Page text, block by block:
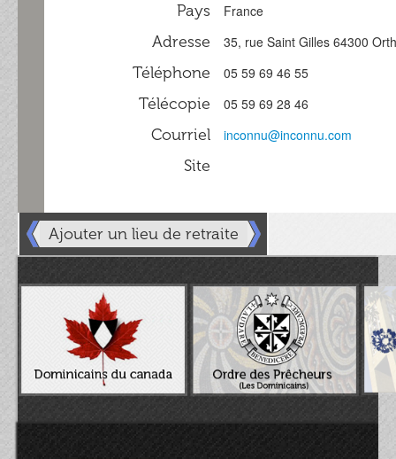
Pays France
Adresse 35, rue Saint Gilles 64300
Téléphone 05 59 69 46 55
Télécopie 05 59 69 28 46
Courriel inconnu@inconnu.com
Site
Ajouter un lieu de retraite